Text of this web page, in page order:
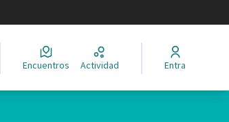
Encuentros Actividad Entra